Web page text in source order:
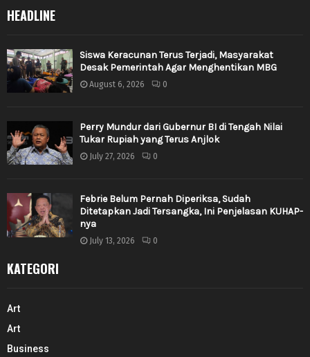
HEADLINE
Siswa Keracunan Terus Terjadi, Masyarakat
Desak Pemerintah Agar Menghentikan MBG
August 6, 2026 0
Perry Mundur dari Gubernur BI di Tengah Nilai
Tukar Rupiah yang Terus Anjlok
July 27, 2026 0
Febrie Belum Pernah Diperiksa, Sudah
Ditetapkan Jadi Tersangka, Ini Penjelasan KUHAP-
nya
July 13, 2026 0
KATEGORI
Art
Art
Business